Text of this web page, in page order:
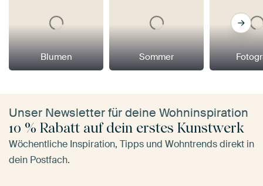
Blumen Sommer
Unser Newsletter für deine Wohninspiration
10 % Rabatt auf dein erstes Kunstwerk
Wöchentliche Inspiration, Tipps und Wohntrends direkt in
dein Postfach.